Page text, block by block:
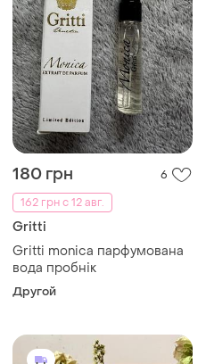
180 грн
6
162 грн с 12 авг.
Gritti
Gritti monica парфумована
вода пробнік
Другой